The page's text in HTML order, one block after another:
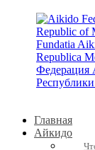
Главная
Айкидо